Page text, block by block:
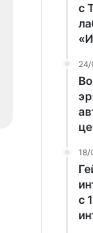
с
24/
18/
с